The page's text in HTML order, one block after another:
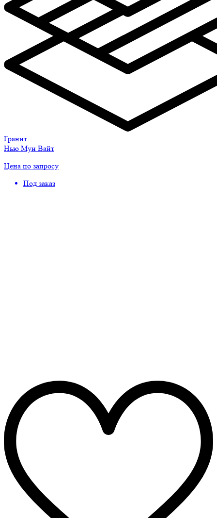
Гранит
Нью Мун Вайт
Цена по запросу
Под заказ